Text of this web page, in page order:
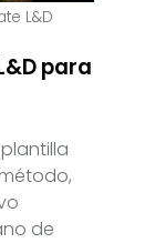
L&D
para
de